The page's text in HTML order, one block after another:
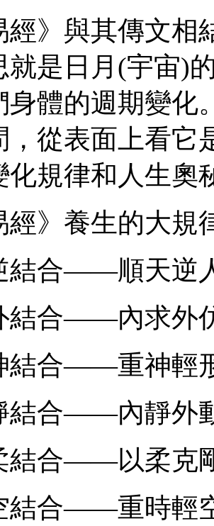
與其傳文相
就是日月(宇宙)
身體的週期變化
，從表面上看它
化規律和人生奧
養生的大規
合——順天逆
合——內求外
合——重神輕
合——內靜外
合——以柔克
合——重時輕